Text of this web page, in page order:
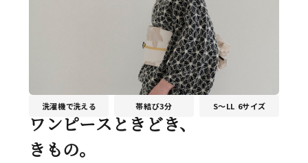
フォーマル
在庫有 アーカイブ商品 セール商品
素材から探す
着物
襦袢ワンピースときどき、
きもの。
洗濯機で洗える 帯結び3分 S〜LL 6サイズ